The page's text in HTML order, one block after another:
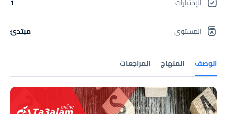
الوصف المنهاج المراجعات
الإختبارات 1
المستوى مبتدئ